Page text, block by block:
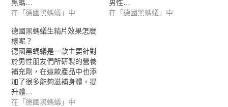
黑螞…
在「德國黑螞蟻」中
男性…
在「德國黑螞蟻」中
德國黑螞蟻生精片效果怎麽
樣呢？
德國黑螞蟻是一款主要針對
於男性朋友們所研製的營養
補充劑，在這款產品中也添
加了很多能夠滋補身體，提
升體…
在「德國黑螞蟻」中